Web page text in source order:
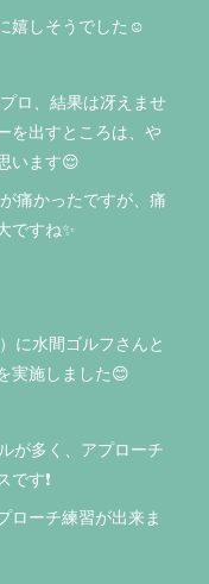
嬉しそうでした☺️
ロ、結果は冴えませ
を出すところは、や
います😌
痛かったですが、痛
ですね✨
に水間ゴルフさんと
実施しました😊
が多く、アプローチ
す❗️
ローチ練習が出来ま